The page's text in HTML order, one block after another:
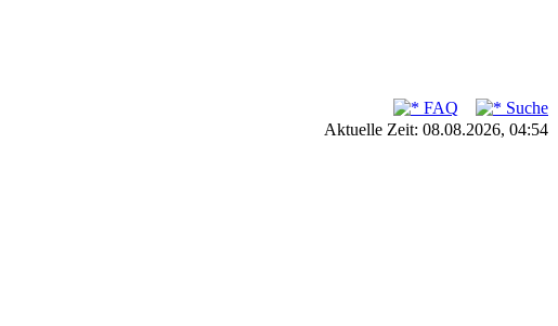
FAQ
Suche
Aktuelle Zeit: 08.08.2026, 04:54